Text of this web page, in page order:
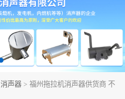
消声器 > 福州拖拉机消声器供货商 不